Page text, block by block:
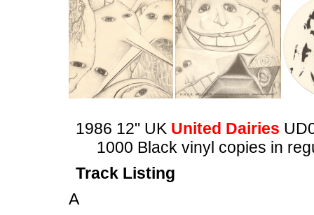
1986 12" UK United Dairies
1000 Black vinyl copies in
Track Listing
A